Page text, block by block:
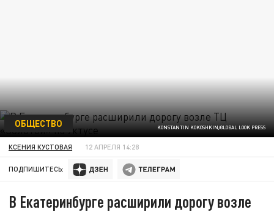
KONSTANTIN KOKOSHKIN/GLOBAL LOOK PRESS
ОБЩЕСТВО
КСЕНИЯ КУСТОВАЯ 12 АПРЕЛЯ 14:28
ПОДПИШИТЕСЬ:
В Екатеринбурге расширили дорогу возле